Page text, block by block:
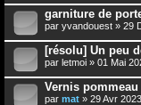
garniture de
par yvandouest » 29
[résolu] Un peu
par letmoi » 01 Mai
Vernis
par mat » 29 Avr